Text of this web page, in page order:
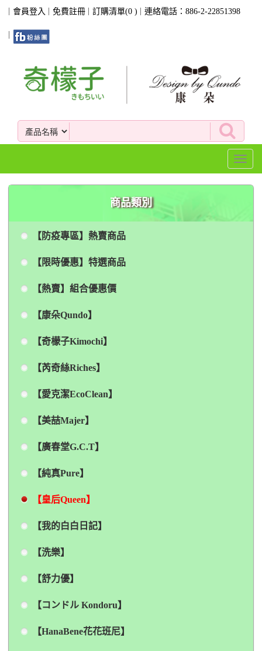
會員登入 免費註冊 訂購清單(0 ) 連絡電話：886-2-22851398
Toggle
商品類別
【防疫專區】熱賣商品
【限時優惠】特選商品
【熱賣】組合優惠價
【康朵Qundo】
【奇檬子Kimochi】
【芮奇絲Riches】
【愛克潔EcoClean】
【美喆Majer】
【廣春堂G.C.T】
【純真Pure】
【皇后Queen】
【我的白白日記】
【洗樂】
【舒力優】
【コンドル Kondoru】
【HanaBene花花班尼】